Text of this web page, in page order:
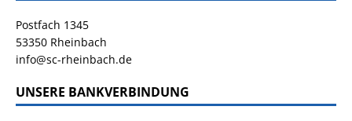
Postfach 1345
53350 Rheinbach
info@sc-rheinbach.de
UNSERE BANKVERBINDUNG